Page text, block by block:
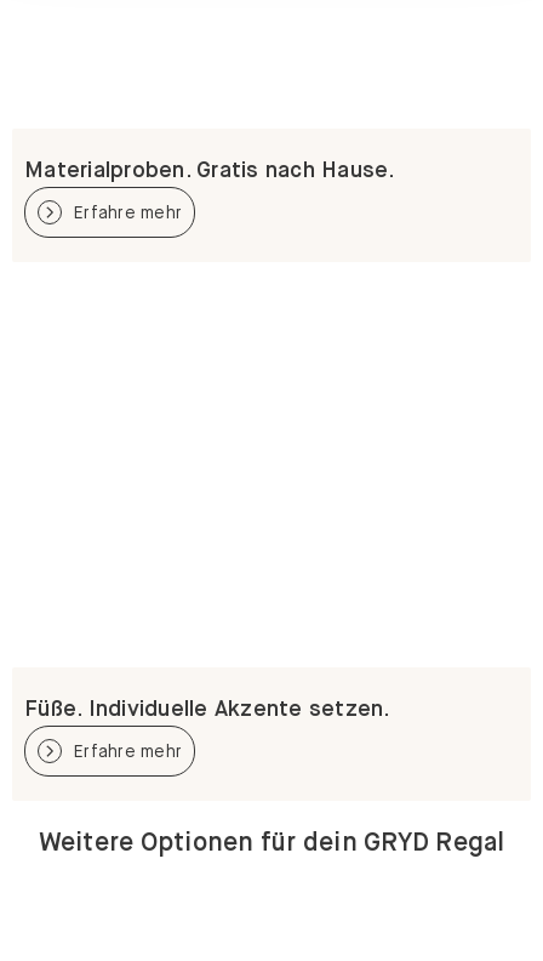
Materialproben. Gratis nach Hause.
Erfahre mehr
Füße. Individuelle Akzente setzen.
Erfahre mehr
Weitere Optionen für dein GRYD Regal